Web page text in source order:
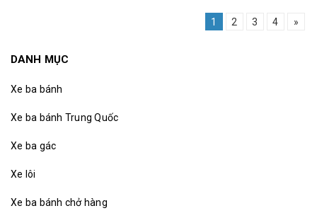
1 2 3 4 »
DANH MỤC
Xe ba bánh
Xe ba bánh Trung Quốc
Xe ba gác
Xe lôi
Xe ba bánh chở hàng